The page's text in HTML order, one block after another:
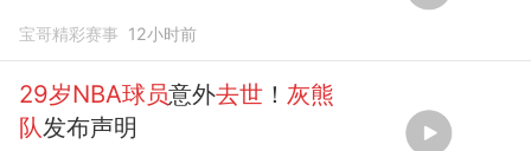
宝哥精彩赛事 12小时前
29岁NBA球员意外去世！ 灰熊
队发布声明